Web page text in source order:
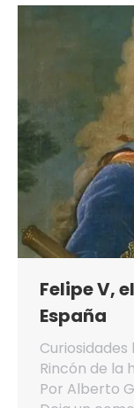
Felipe V,
España
Rincón de la
Por Alberto